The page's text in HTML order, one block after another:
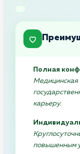
Полная
Медицинская
карьеру.
повышенным